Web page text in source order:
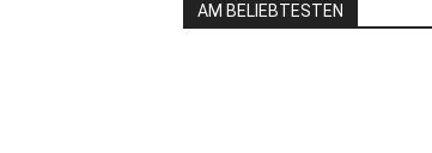
AM BELIEBTESTEN